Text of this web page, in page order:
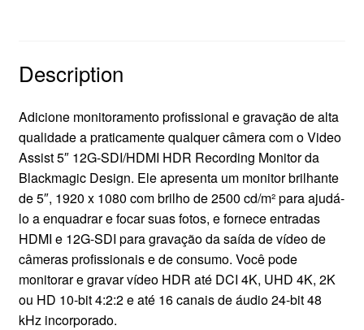
Description
Adicione monitoramento profissional e gravação de alta
qualidade a praticamente qualquer câmera com o Video
Assist 5″ 12G-SDI/HDMI HDR Recording Monitor da
Blackmagic Design. Ele apresenta um monitor brilhante
de 5″, 1920 x 1080 com brilho de 2500 cd/m² para ajudá-
lo a enquadrar e focar suas fotos, e fornece entradas
HDMI e 12G-SDI para gravação da saída de vídeo de
câmeras profissionais e de consumo. Você pode
monitorar e gravar vídeo HDR até DCI 4K, UHD 4K, 2K
ou HD 10-bit 4:2:2 e até 16 canais de áudio 24-bit 48
kHz incorporado.